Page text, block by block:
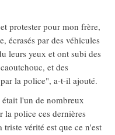
protester pour mon frère,
écrasés par des véhicules
leurs yeux et ont subi des
et des
la police", a-t-il ajouté.
l'un de nombreux
la police ces dernières
vérité est que ce n'est